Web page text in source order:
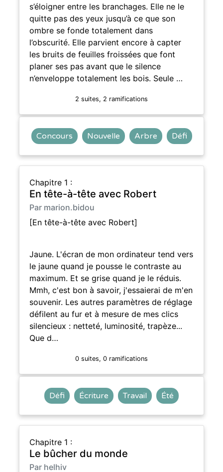
s’éloigner entre les branchages. Elle ne le
quitte pas des yeux jusqu’à ce que son
ombre se fonde totalement dans
l’obscurité. Elle parvient encore à capter
les bruits de feuilles froissées que font
planer ses pas avant que le silence
n’enveloppe totalement les bois. Seule …
2 suites, 2 ramifications
Concours Nouvelle Arbre Défi
Chapitre 1 :
En tête-à-tête avec Robert
Par marion.bidou
[En tête-à-tête avec Robert]
Jaune. L'écran de mon ordinateur tend vers
le jaune quand je pousse le contraste au
maximum. Et se grise quand je le réduis.
Mmh, c'est bon à savoir, j'essaierai de m'en
souvenir. Les autres paramètres de réglage
défilent au fur et à mesure de mes clics
silencieux : netteté, luminosité, trapèze...
Que d…
0 suites, 0 ramifications
Défi Écriture Travail Été
Chapitre 1 :
Le bûcher du monde
Par helhiv